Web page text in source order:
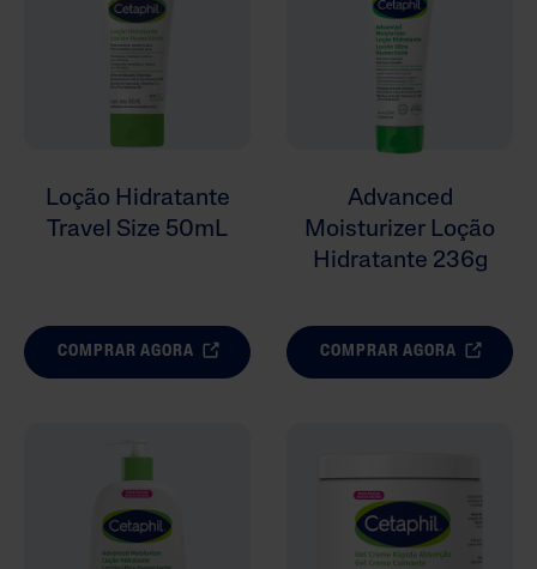
Loção Hidratante
Travel Size 50mL
COMPRAR AGORA
Advanced
Moisturizer Loção
Hidratante 236g
COMPRAR AGORA